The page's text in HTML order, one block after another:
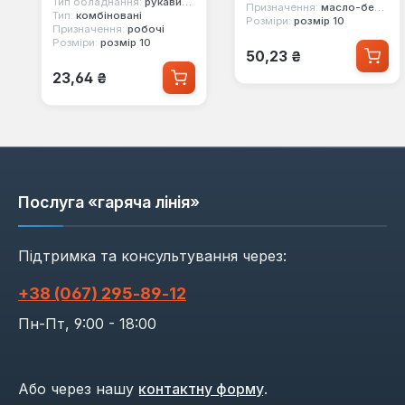
Тип: комбіновані
Призначення: робочі
Розміри: розмір 10
Звичайна ціна:
23,64 ₴
Призначення: масло-бензостійкі, хімічно стійкі
Розміри: розмір 10
Звичайна ціна:
50,23 ₴
Послуга «гаряча лінія»
Підтримка та консультування через:
+38 (067) 295‑89‑12
Пн-Пт, 9:00 - 18:00
Або через нашу контактну форму.